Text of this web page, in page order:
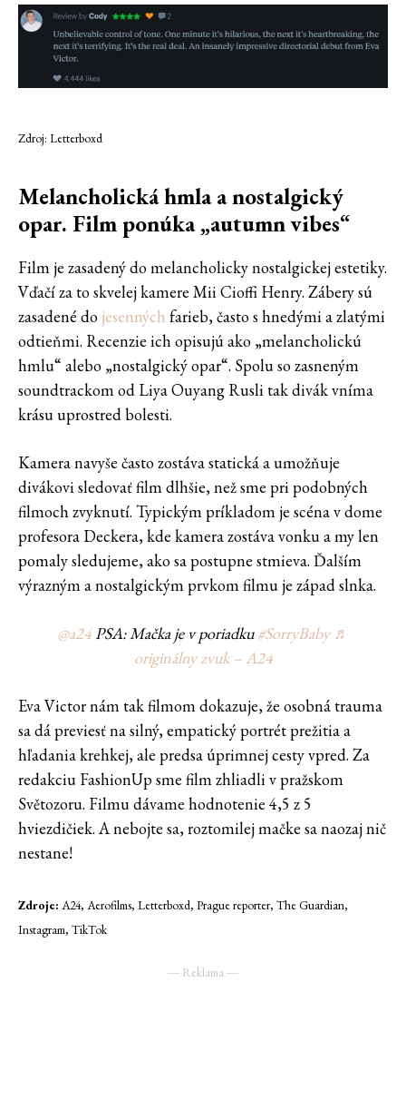
Zdroj: Letterboxd
Melancholická hmla a nostalgický
opar. Film ponúka „autumn vibes“
Film je zasadený do melancholicky nostalgickej estetiky.
Vďačí za to skvelej kamere Mii Cioffi Henry. Zábery sú
zasadené do jesenných farieb, často s hnedými a zlatými
odtieňmi. Recenzie ich opisujú ako „melancholickú
hmlu“ alebo „nostalgický opar“. Spolu so zasneným
soundtrackom od Liya Ouyang Rusli tak divák vníma
krásu uprostred bolesti.
Kamera navyše často zostáva statická a umožňuje
divákovi sledovať film dlhšie, než sme pri podobných
filmoch zvyknutí. Typickým príkladom je scéna v dome
profesora Deckera, kde kamera zostáva vonku a my len
pomaly sledujeme, ako sa postupne stmieva. Ďalším
výrazným a nostalgickým prvkom filmu je západ slnka.
@a24PSA: Mačka je v poriadku#SorryBaby ♬
originálny zvuk – A24
Eva Victor nám tak filmom dokazuje, že osobná trauma
sa dá previesť na silný, empatický portrét prežitia a
hľadania krehkej, ale predsa úprimnej cesty vpred. Za
redakciu FashionUp sme film zhliadli v pražskom
Světozoru. Filmu dávame hodnotenie 4,5 z 5
hviezdičiek. A nebojte sa, roztomilej mačke sa naozaj nič
nestane!
Zdroje: A24, Aerofilms, Letterboxd, Prague reporter, The Guardian,
Instagram, TikTok
― Reklama ―